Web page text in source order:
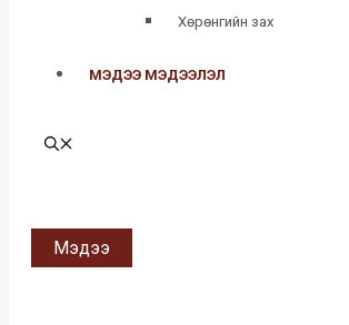
Хөрөнгийн зах
МЭДЭЭ МЭДЭЭЛЭЛ
Мэдээ